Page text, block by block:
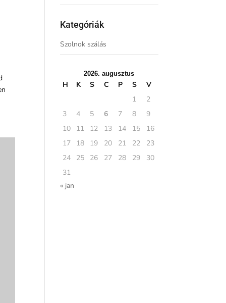
Kategóriák
Szolnok szálás
2026. augusztus
H K S C P S
V
1
2
3
4 5 6 7 8
9
10
11 12 13 14 15
16
17
18 19 20 21 22
23
24
25 26 27 28 29
30
31
« jan